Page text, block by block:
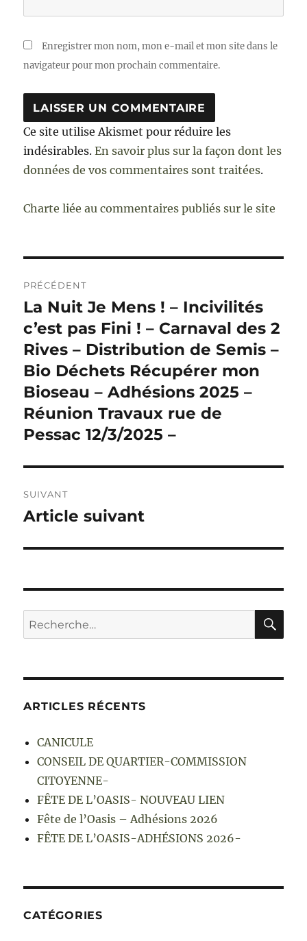
Enregistrer mon nom, mon e-mail et mon site dans le
navigateur pour mon prochain commentaire.
Ce site utilise Akismet pour réduire les
indésirables.En savoir plus sur la façon dont les
données de vos commentaires sont traitées.
Charte liée au commentaires publiés sur le site
de
l’article
PRÉCÉDENT
Publication
précédente :
La Nuit Je Mens ! – Incivilités
c’est pas Fini ! – Carnaval des 2
Rives – Distribution de Semis –
Bio Déchets Récupérer mon
Bioseau – Adhésions 2025 –
Réunion Travaux rue de
Pessac 12/3/2025 –
SUIVANT
Publication
Article suivant
Recherche
pour :
ARTICLES RÉCENTS
CANICULE
CONSEIL DE QUARTIER-COMMISSION
CITOYENNE-
FÊTE DE L’OASIS- NOUVEAU LIEN
Fête de l’Oasis – Adhésions 2026
FÊTE DE L’OASIS-ADHÉSIONS 2026-
CATÉGORIES